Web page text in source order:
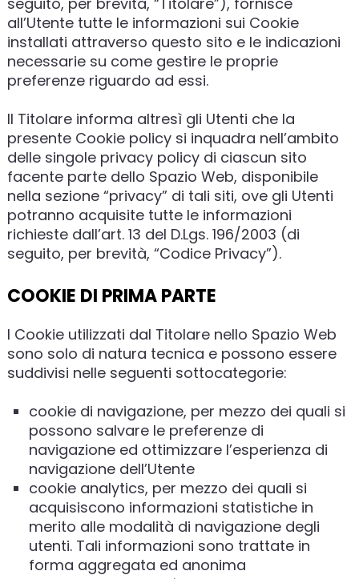
all’Utente tutte le informazioni sui Cookie
installati attraverso questo sito e le indicazioni
necessarie su come gestire le proprie
preferenze riguardo ad essi.
Il Titolare informa altresì gli Utenti che la
presente Cookie policy si inquadra nell’ambito
delle singole privacy policy di ciascun sito
facente parte dello Spazio Web, disponibile
nella sezione “privacy” di tali siti, ove gli Utenti
potranno acquisite tutte le informazioni
richieste dall’art. 13 del D.Lgs. 196/2003 (di
seguito, per brevità, “Codice Privacy”).
COOKIE DI PRIMA PARTE
I Cookie utilizzati dal Titolare nello Spazio Web
sono solo di natura tecnica e possono essere
suddivisi nelle seguenti sottocategorie:
cookie di navigazione, per mezzo dei quali si
possono salvare le preferenze di
navigazione ed ottimizzare l’esperienza di
navigazione dell’Utente
cookie analytics, per mezzo dei quali si
acquisiscono informazioni statistiche in
merito alle modalità di navigazione degli
utenti. Tali informazioni sono trattate in
forma aggregata ed anonima